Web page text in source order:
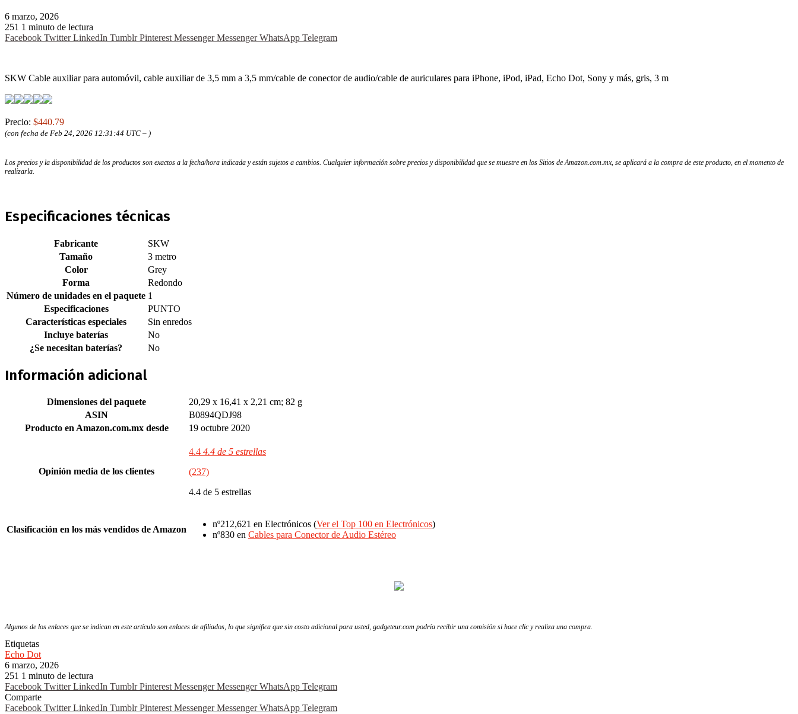
6 marzo, 2026
251 1 minuto de lectura
Facebook Twitter LinkedIn Tumblr Pinterest Messenger Messenger WhatsApp Telegram
SKW Cable auxiliar para automóvil, cable auxiliar de 3,5 mm a 3,5 mm/cable de conector de audio/cable de auriculares para iPhone, iPod, iPad, Echo Dot, Sony y más, gris, 3 m
Precio: $440.79
(con fecha de Feb 24, 2026 12:31:44 UTC – )
Los precios y la disponibilidad de los productos son exactos a la fecha/hora indicada y están sujetos a cambios. Cualquier información sobre precios y disponibilidad que se muestre en los Sitios de Amazon.com.mx, se aplicará a la compra de este producto, en el momento de
realizarla.
Especificaciones técnicas
Fabricante
‎SKW
Tamaño
‎3 metro
Color
‎Grey
Forma
‎Redondo
Número de unidades en el paquete ‎1
Especificaciones
‎PUNTO
Características especiales
‎Sin enredos
Incluye baterías
‎No
¿Se necesitan baterías?
‎No
Información adicional
Dimensiones del paquete
20,29 x 16,41 x 2,21 cm; 82 g
ASIN
B0894QDJ98
Producto en Amazon.com.mx desde
19 octubre 2020
Opinión media de los clientes
4.4 4.4 de 5 estrellas
(237)
4.4 de 5 estrellas
Clasificación en los más vendidos de Amazon
nº212,621 en Electrónicos (Ver el Top 100 en Electrónicos)
nº830 en Cables para Conector de Audio Estéreo
Algunos de los enlaces que se indican en este artículo son enlaces de afiliados, lo que significa que sin costo adicional para usted, gadgeteur.com podría recibir una comisión si hace clic y realiza una compra.
Etiquetas
Echo Dot
6 marzo, 2026
251 1 minuto de lectura
Facebook Twitter LinkedIn Tumblr Pinterest Messenger Messenger WhatsApp Telegram
Comparte
Facebook Twitter LinkedIn Tumblr Pinterest Messenger Messenger WhatsApp Telegram